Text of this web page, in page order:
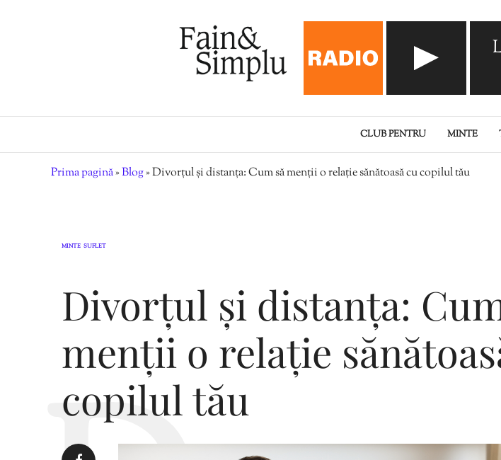
CLUB PENTRU MINTE
Prima pagină»Blog»Divorțul și distanța: Cum să menții o relație sănătoasă cu copilul tău
MINTE SUFLET
Divorțul și distanța:
menții o relație
copilul tău